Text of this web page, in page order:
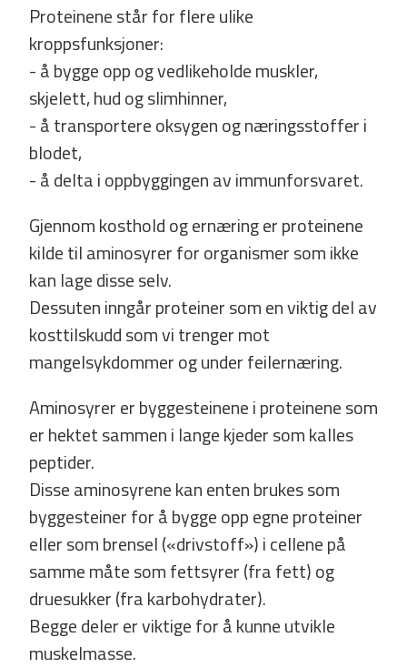
Proteinene står for flere ulike
kroppsfunksjoner:
- å bygge opp og vedlikeholde muskler,
skjelett, hud og slimhinner, ­
- å transportere oksygen og næringsstoffer i
blodet,
- å delta i oppbyggingen av immunforsvaret.
Gjennom kosthold og ernæring er proteinene
kilde til aminosyrer for organismer som ikke
kan lage disse selv.
Dessuten inngår proteiner som en viktig del av
kosttilskudd som vi trenger mot
mangelsykdommer og under­ feilernæring.
Aminosyrer er byggesteinene i proteinene som
er hektet sammen i lange kjeder som kalles
peptider.
Disse aminosyrene kan enten brukes som
byggesteiner for å bygge opp egne proteiner
eller som brensel («drivstoff») i cellene på
samme måte som fettsyrer (fra fett) og
druesukker (fra karbohydrater).
Begge deler er viktige for å kunne utvikle
muskelmasse.